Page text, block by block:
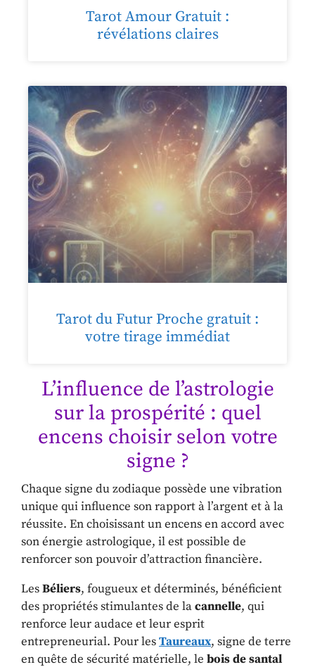
Tarot Amour Gratuit :
révélations claires
Tarot du Futur Proche gratuit :
votre tirage immédiat
L’influence de l’astrologie
sur la prospérité : quel
encens choisir selon votre
signe ?
Chaque signe du zodiaque possède une vibration
unique qui influence son rapport à l’argent et à la
réussite. En choisissant un encens en accord avec
son énergie astrologique, il est possible de
renforcer son pouvoir d’attraction financière.
LesBéliers, fougueux et déterminés, bénéficient
des propriétés stimulantes de lacannelle, qui
renforce leur audace et leur esprit
entrepreneurial. Pour lesTaureaux, signe de terre
en quête de sécurité matérielle, le bois de santal